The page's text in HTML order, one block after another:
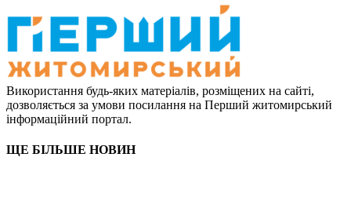
Використання будь-яких матеріалів, розміщених на сайті,
дозволяється за умови посилання на Перший житомирський
інформаційний портал.
ЩЕ БІЛЬШЕ НОВИН